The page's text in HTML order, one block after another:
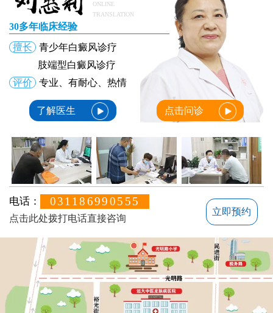
ONLINE
TRANSLATION
30多年临床经验
擅长
青少年白癜风诊疗
肢端型白癜风诊疗
评价
专业、有耐心、热情
了解医生 点击问诊
电话： 031186990555
点击此处拨打电话直接咨询
立即预约